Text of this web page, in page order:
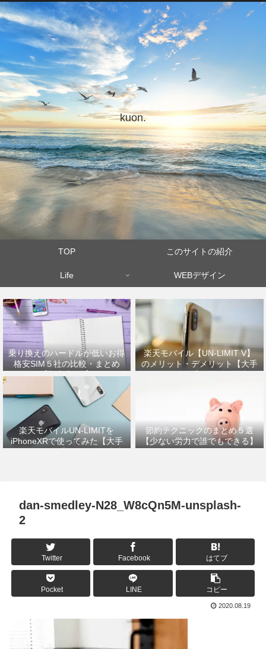
kuon.
TOP このサイトの紹介
Life WEBデザイン
乗り換えのハードルが低いお得
格安SIM５社の比較・まとめ
【初心者OK】
楽天モバイル【UN-LIMIT V】
のメリット・デメリット【大手
楽天モバイルUN-LIMITを
iPhoneXRで使ってみた【大手
キャリアから乗り換えの設定方
節約テクニックのまとめ５選
【少ない労力で誰でもできる】
dan-smedley-N28_W8cQn5M-unsplash-
2
Twitter Facebook はてブ
Pocket LINE コピー
2020.08.19